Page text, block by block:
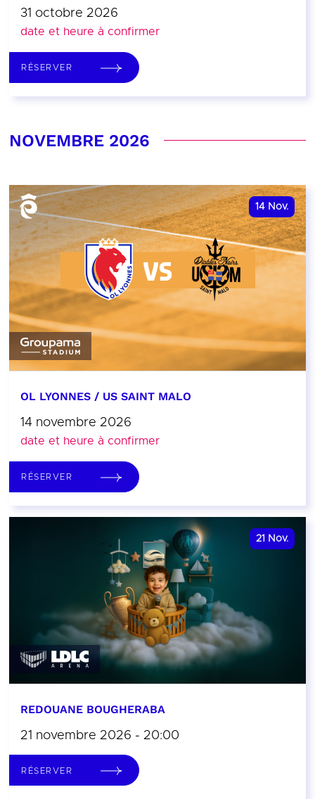
31 octobre 2026
date et heure à confirmer
RÉSERVER
NOVEMBRE 2026
14 Nov.
OL LYONNES / US SAINT MALO
14 novembre 2026
date et heure à confirmer
RÉSERVER
21 Nov.
REDOUANE BOUGHERABA
21 novembre 2026 - 20:00
RÉSERVER